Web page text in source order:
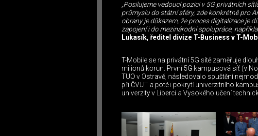
„Posilujeme vedoucí pozici v 5G privátních
průmyslu do státní sféry, zde konkrétně pro
obrany je důkazem, že proces digitalizace je
zapojení i do mezinárodní spolupráce,
Lukasík, ředitel divize T-Business v T-
T-Mobile se na privátní 5G sítě zaměřuje
milionů korun. První 5G kampusová síť (v
TUO v Ostravě, následovalo spuštění
při ČVUT a poté i pokrytí univerzitního
univerzity v Liberci a Vysokého učení